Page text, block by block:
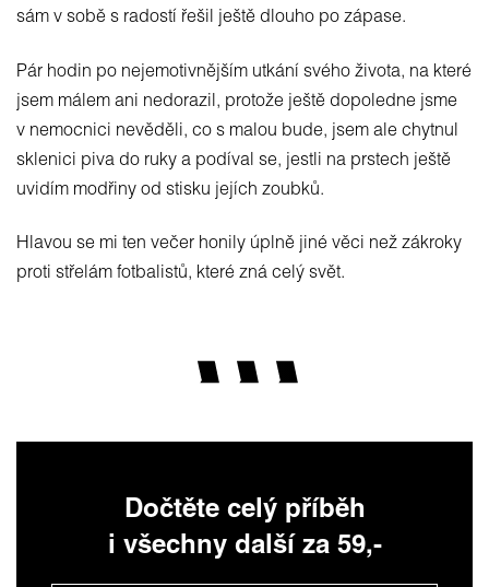
sám v sobě s radostí řešil ještě dlouho po zápase.
Pár hodin po nejemotivnějším utkání svého života, na které
jsem málem ani nedorazil, protože ještě dopoledne jsme
v nemocnici nevěděli, co s malou bude, jsem ale chytnul
sklenici piva do ruky a podíval se, jestli na prstech ještě
uvidím modřiny od stisku jejích zoubků.
Hlavou se mi ten večer honily úplně jiné věci než zákroky
proti střelám fotbalistů, které zná celý svět.
Dočtěte celý příběh
i všechny další za 59,-